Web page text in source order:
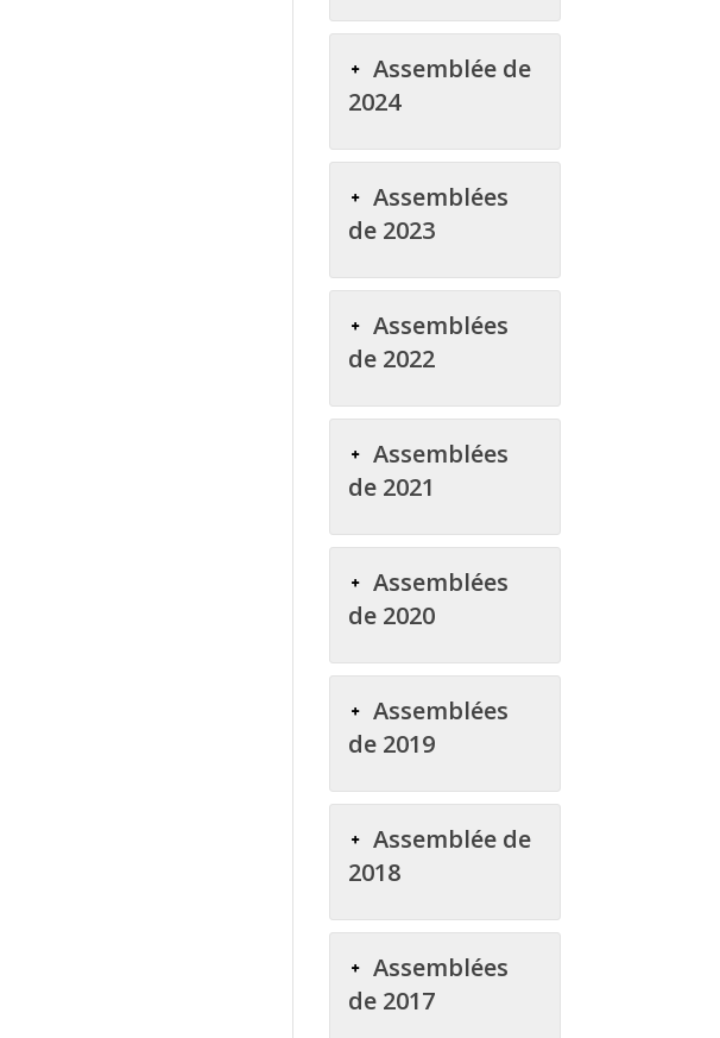
Assemblée de
2024
Assemblées
de 2023
Assemblées
de 2022
Assemblées
de 2021
Assemblées
de 2020
Assemblées
de 2019
Assemblée de
2018
Assemblées
de 2017